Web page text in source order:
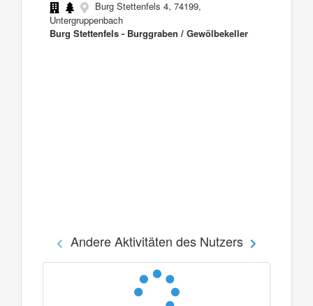
Burg Stettenfels 4, 74199,
Untergruppenbach
Burg Stettenfels - Burggraben / Gewölbekeller
Andere Aktivitäten des Nutzers